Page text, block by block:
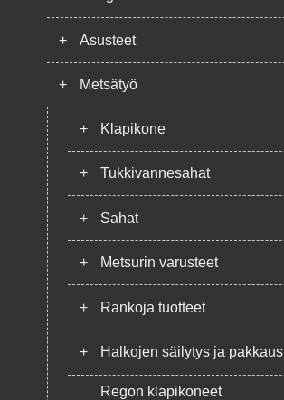
+ Asusteet
+ Metsätyö
+ Klapikone
+ Tukkivannesahat
+ Sahat
+ Metsurin varusteet
+ Rankoja tuotteet
+ Halkojen säilytys ja pakkaus
Regon klapikoneet